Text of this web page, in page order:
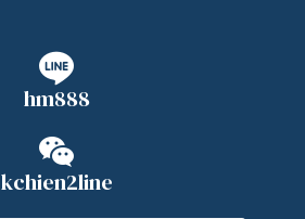
hm888
kchien2line